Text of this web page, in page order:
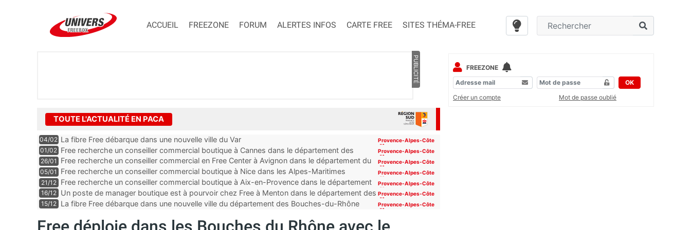
ACCUEIL FREEZONE FORUM ALERTES INFOS CARTE FREE SITES THÉMA-FREE
PUBLICITÉ
TOUTE L'ACTUALITÉ EN PACA
04/02 La fibre Free débarque dans une nouvelle ville du Var
Provence-Alpes-Côte
d'Azur
01/02 Free recherche un conseiller commercial boutique à Cannes dans le département des
Alpes-Maritimes
Provence-Alpes-Côte
d'Azur
26/01
Free recherche un conseiller commercial en Free Center à Avignon dans le département du
Vaucluse
Provence-Alpes-Côte
d'Azur
05/01 Free recherche un conseiller commercial boutique à Nice dans les Alpes-Maritimes
Provence-Alpes-Côte
d'Azur
21/12
Free recherche un conseiller commercial boutique à Aix-en-Provence dans le département
des Bouches-du-Rhône
Provence-Alpes-Côte
d'Azur
16/12
Un poste de manager boutique est à pourvoir chez Free à Menton dans le département des
Alpes-Maritimes
Provence-Alpes-Côte
d'Azur
15/12 La fibre Free débarque dans une nouvelle ville du département des Bouches-du-Rhône
Provence-Alpes-Côte
d'Azur
FREEZONE
OK
Créer un compte
Mot de passe oublié